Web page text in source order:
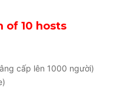
of 10 hosts
cấp lên 1000 người)